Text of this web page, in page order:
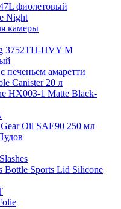
фиолетовый
Night
камеры
3752TH-HVY M
амаретти
Canister 20 л
HX003-1 Matte Black-
Oil SAE90 250 мл
Bottle Sports Lid Silicone